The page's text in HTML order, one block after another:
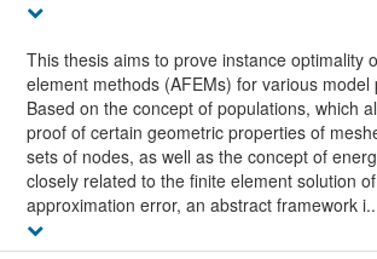
This thesis aims to prove instance optimality
element methods (AFEMs) for various model
Based on the concept of populations, which
proof of certain geometric properties of
sets of nodes, as well as the concept of
closely related to the finite element solution
approximation error, an abstract framework